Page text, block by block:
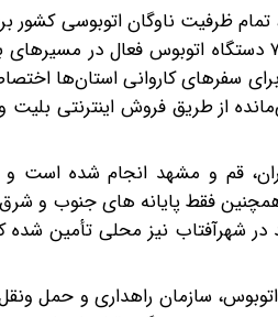
ظرفیت ناوگان اتوبوسی کشور
مشهد به کار گرفته شده است و در حال حاضر حدود ۷۵۰۰
از طریق فروش اینترنتی بلیت
تهران، قم و مشهد انجام شده
فقط پایانه های جنوب و شرق
در شهرآفتاب نیز محلی تأمین
سازمان راهداری و حمل